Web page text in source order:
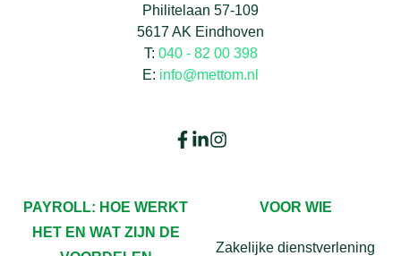
Philitelaan 57-109
5617 AK Eindhoven
T: 040 - 82 00 398
E: info@mettom.nl
PAYROLL: HOE WERKT
HET EN WAT ZIJN DE
VOOR WIE
Zakelijke dienstverlening